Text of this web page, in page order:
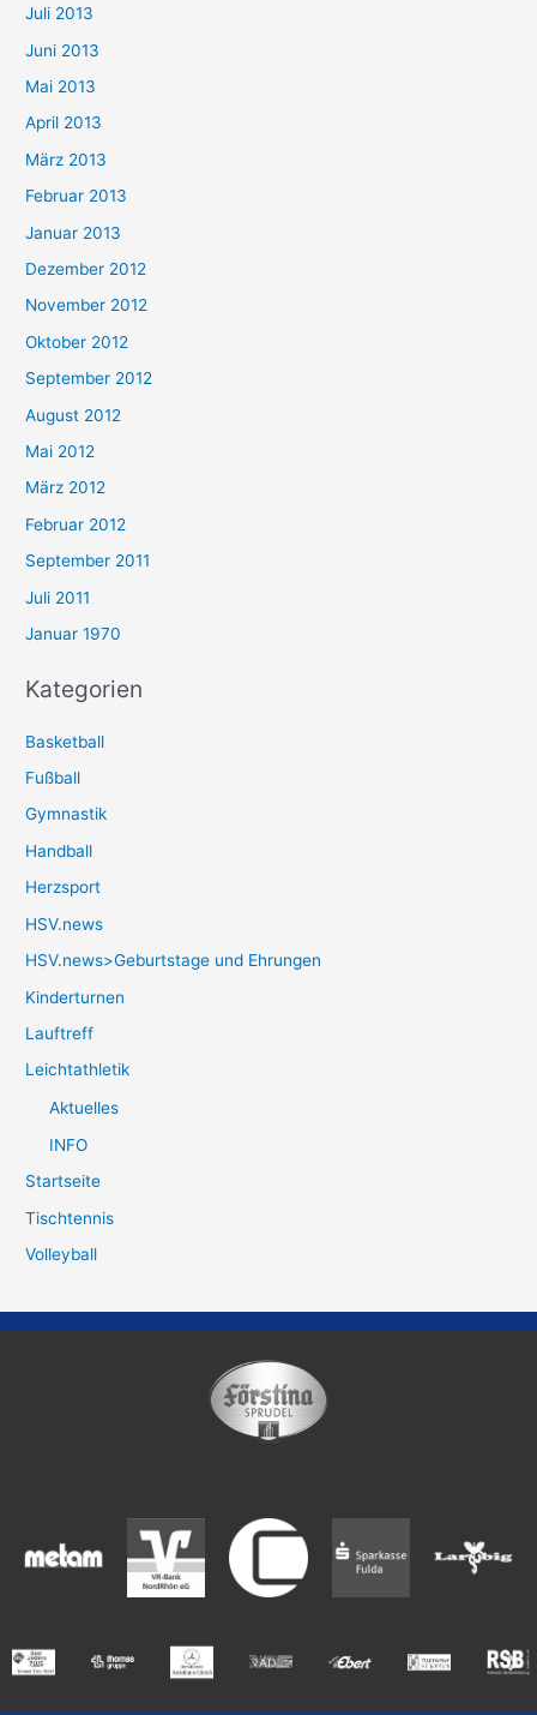
Juli 2013
Juni 2013
Mai 2013
April 2013
März 2013
Februar 2013
Januar 2013
Dezember 2012
November 2012
Oktober 2012
September 2012
August 2012
Mai 2012
März 2012
Februar 2012
September 2011
Juli 2011
Januar 1970
Kategorien
Basketball
Fußball
Gymnastik
Handball
Herzsport
HSV.news
HSV.news>Geburtstage und Ehrungen
Kinderturnen
Lauftreff
Leichtathletik
Aktuelles
INFO
Startseite
Tischtennis
Volleyball